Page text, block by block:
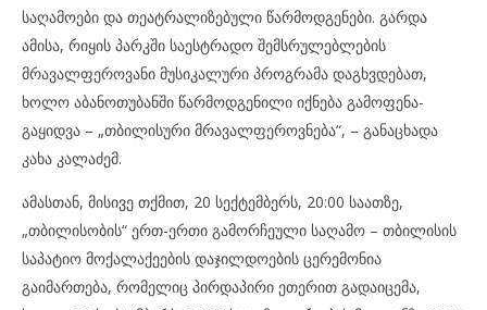
საღამოები და თეატრალიზებული წარმოდგენები. გარდა
ამისა, რიყის პარკში საესტრადო შემსრულებლების
მრავალფეროვანი მუსიკალური პროგრამა დაგხვდებათ,
ხოლო აბანოთუბანში წარმოდგენილი იქნება გამოფენა-
გაყიდვა – „თბილისური მრავალფეროვნება“, – განაცხადა
კახა კალაძემ.
ამასთან, მისივე თქმით, 20 სექტემბერს, 20:00 საათზე,
„თბილისობის“ ერთ-ერთი გამორჩეული საღამო – თბილისის
საპატიო მოქალაქეების დაჯილდოების ცერემონია
გაიმართება, რომელიც პირდაპირი ეთერით გადაიცემა,